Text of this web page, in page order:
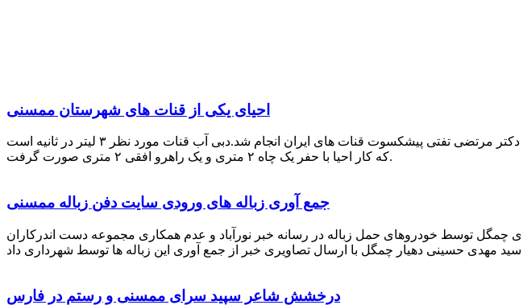
احیای یکی از قنات های شهرستان ممسنی
احیای این قنات به گفته علیرضا ظهیر امامی رئیس کانون کارآفرینی فارس با بهره گیری از دانش و تجربه دکتر مرتضی تفتی پیشکسوت قنات های ایران انجام شد.دبی آب قنات مورد نظر ۳ لیتر در ثانیه است
که کار احیا با حفر یک چاه ۲ متری و یک راهرو افقی ۲ متری صورت گرفت.
جمع آوری زباله های ورودی سایت دفن زباله ممسنی
چمگل توسط خودروهای حمل زباله در رسانه خبر نورآباد و عدم همکاری مجموعه دست اندرکاران
درخشش شاعر سپید سرای ممسنی و رستم در فارس